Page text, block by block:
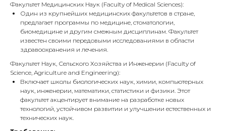
Факультет Медицинских Наук (Faculty of Medical Sciences):
Один из крупнейших медицинских факультетов в стране,
предлагает программы по медицине, стоматологии,
биомедицине и другим смежным дисциплинам. Факультет
известен своими передовыми исследованиями в области
здравоохранения и лечения.
Факультет Наук, Сельского Хозяйства и Инженерии (Faculty of
Science, Agriculture and Engineering):
Включает школы биологических наук, химии, компьютерных
наук, инженерии, математики, статистики и физики. Этот
факультет акцентирует внимание на разработке новых
технологий, устойчивом развитии и улучшении естественных и
технических наук.